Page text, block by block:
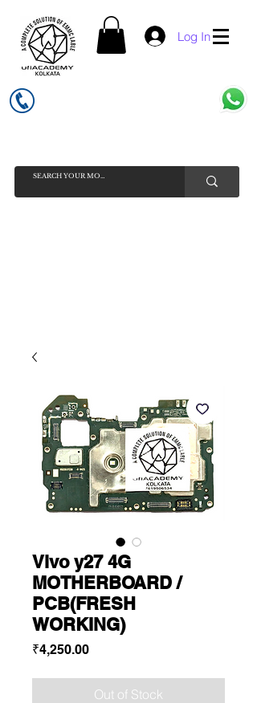
Log In
Vivo y27 4G
MOTHERBOARD /
PCB(FRESH
WORKING)
₹4,250.00Price
Out of Stock